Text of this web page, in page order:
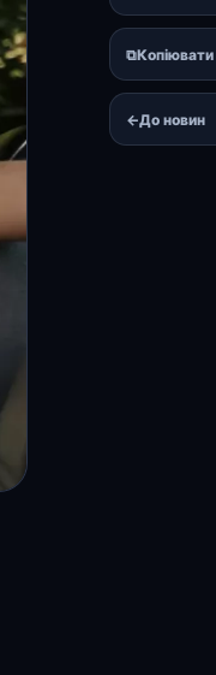
⧉Копіювати
←До новин